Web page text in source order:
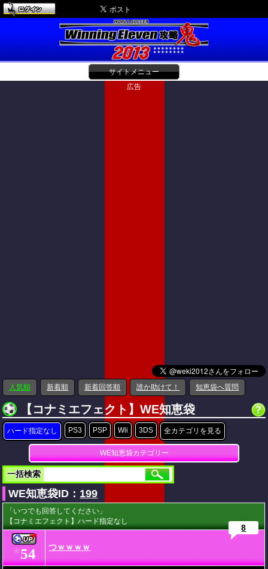
サイトメニュー
広告
人気順 新着順 新着回答順 誰か助けて！ 知恵袋へ質問
【コナミエフェクト】WE知恵袋
ハード指定なし PS3 PSP Wii 3DS 全カテゴリを見る
WE知恵袋カテゴリー
一括検索
WE知恵袋ID： 199
「いつでも回答してください」
【コナミエフェクト】ハード指定なし
★54 つｗｗｗｗ
8